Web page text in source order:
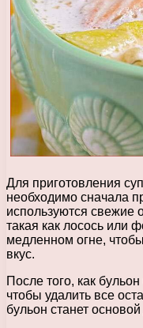
Для приготовления
необходимо сначала
используются свежие
такая как лосось или
медленном огне,
вкус.
После того, как
чтобы удалить все
бульон станет